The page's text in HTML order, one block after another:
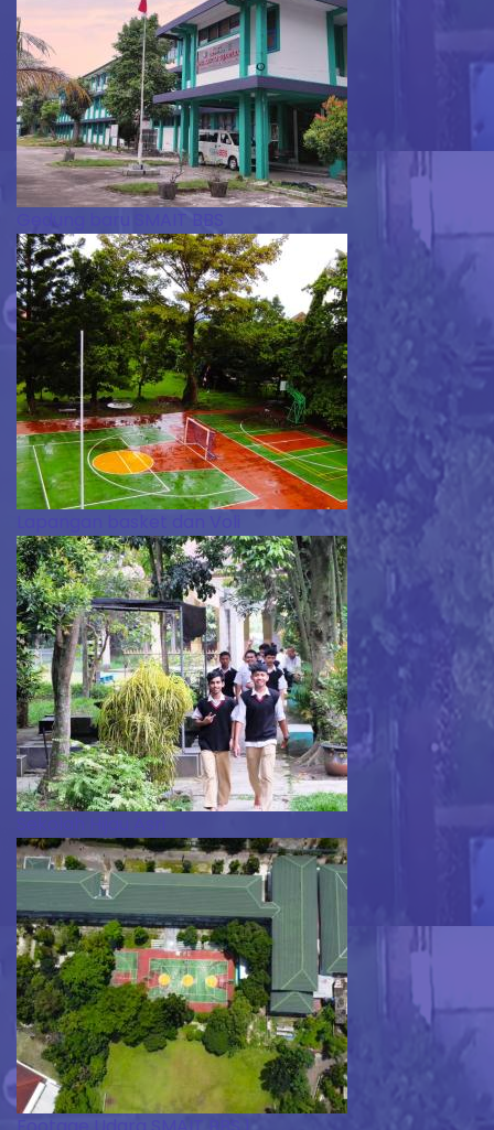
Gedung baru SMAIT BBS
Lapangan basket dan Voli
Sekolah Hijau Asri